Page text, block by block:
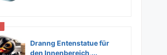
Dranng Entenstatue für
den Innenbereich,...